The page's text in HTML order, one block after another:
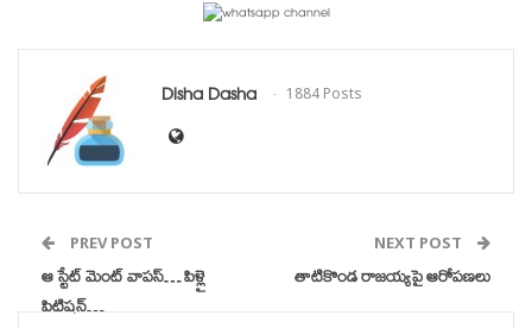
జరిగింది. కామారెడ్డి మాస్టర్‌ ప్లాన్‌కు
Disha Dasha 1884 Posts
PREV POST
ఆ స్టేట్ మెంట్ వాపస్… పిళ్లై
పిటిషన్…
NEXT POST
తాటికొండ రాజయ్యపై ఆరోపణలు